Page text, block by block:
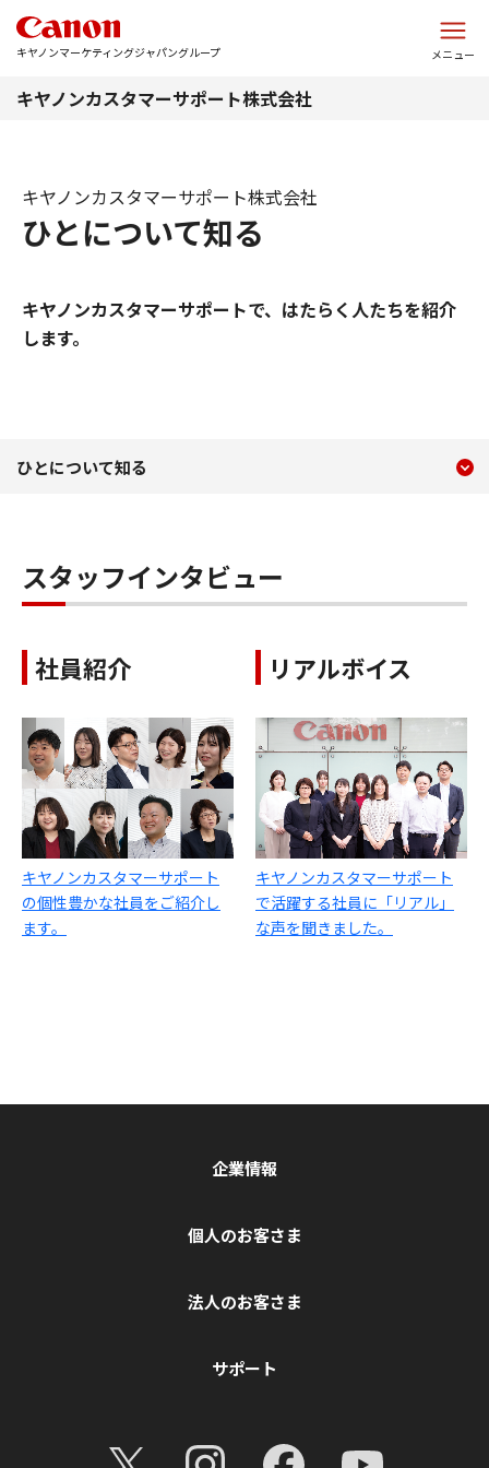
キヤノンマーケティングジャパングループ メニュー
キヤノンカスタマーサポート株式会社
ひとについて知る
キヤノンカスタマーサポート株式会社
キヤノンカスタマーサポートで、はたらく人たちを紹介
します。
ひとについて知る
スタッフインタビュー
社員紹介
キヤノンカスタマーサポート
の個性豊かな社員をご紹介し
ます。
リアルボイス
キヤノンカスタマーサポート
で活躍する社員に「リアル」
な声を聞きました。
企業情報
個人のお客さま
法人のお客さま
サポート